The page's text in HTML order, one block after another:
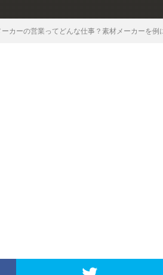
カーの営業ってどんな仕事？素材メーカーを例